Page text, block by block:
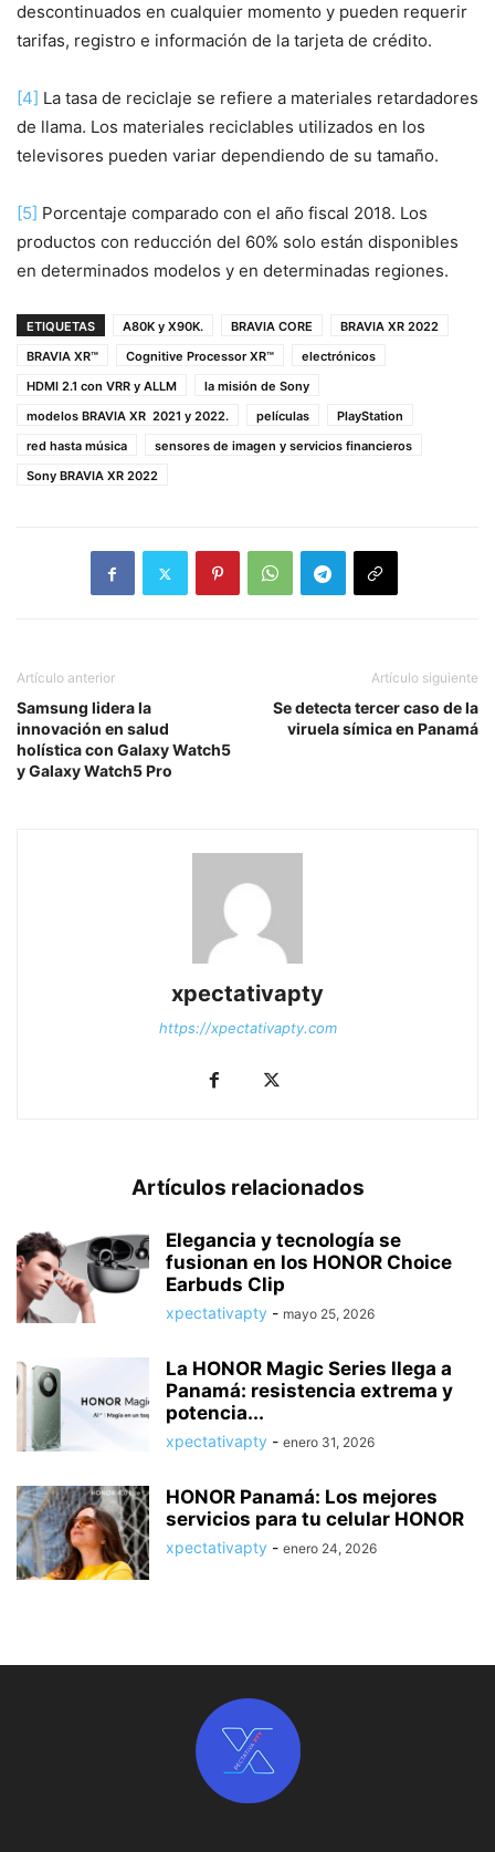
descontinuados en cualquier momento y pueden requerir
tarifas, registro e información de la tarjeta de crédito.
[4] La tasa de reciclaje se refiere a materiales retardadores
de llama. Los materiales reciclables utilizados en los
televisores pueden variar dependiendo de su tamaño.
[5] Porcentaje comparado con el año fiscal 2018. Los
productos con reducción del 60% solo están disponibles
en determinados modelos y en determinadas regiones.
ETIQUETAS A80K y X90K. BRAVIA CORE
BRAVIA XR 2022
BRAVIA XR™
Cognitive Processor XR™
electrónicos
HDMI 2.1 con VRR y ALLM
la misión de Sony
modelos BRAVIA XR 2021 y 2022.
películas
PlayStation
red hasta música
sensores de imagen y servicios financieros
Sony BRAVIA XR 2022
Artículo anterior
Samsung lidera la
innovación en salud
holística con Galaxy Watch5
y Galaxy Watch5 Pro
Artículo siguiente
Se detecta tercer caso de la
viruela símica en Panamá
xpectativapty
https://xpectativapty.com
Artículos relacionados
Elegancia y tecnología se
fusionan en los HONOR Choice
Earbuds Clip
xpectativapty - mayo 25, 2026
La HONOR Magic Series llega a
Panamá: resistencia extrema y
potencia...
xpectativapty - enero 31, 2026
HONOR Panamá: Los mejores
servicios para tu celular HONOR
xpectativapty - enero 24, 2026